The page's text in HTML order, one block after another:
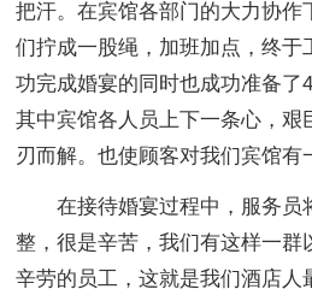
把汗。在宾馆各部门的大力协作
们拧成一股绳，加班加点，终于
功完成婚宴的同时也成功准备了
其中宾馆各人员上下一条心，艰
刃而解。也使顾客对我们宾馆有
在接待婚宴过程中，服务员
整，很是辛苦，我们有这样一群
辛劳的员工，这就是我们酒店人